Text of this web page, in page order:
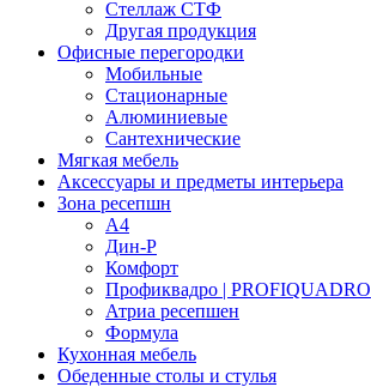
Стеллаж СТФ
Другая продукция
Офисные перегородки
Мобильные
Стационарные
Алюминиевые
Сантехнические
Мягкая мебель
Аксессуары и предметы интерьера
Зона ресепшн
А4
Дин-Р
Комфорт
Профиквадро | PROFIQUADRO
Атриа ресепшен
Формула
Кухонная мебель
Обеденные столы и стулья